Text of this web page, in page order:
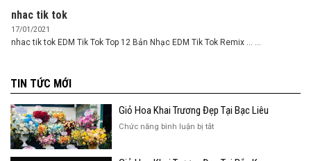
nhac tik tok
17/01/2021
nhac tik tok EDM Tik Tok Top 12 Bản Nhạc EDM Tik Tok Remix … ...
TIN TỨC MỚI
Giỏ Hoa Khai Trương Đẹp Tại Bạc Liêu
Chức năng bình luận bị tắtở